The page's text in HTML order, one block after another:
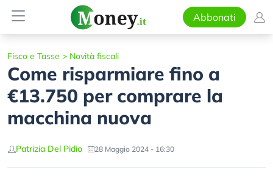
Abbonati
Fisco e Tasse > Novità fiscali
Come risparmiare fino a
€13.750 per comprare la
macchina nuova
Patrizia Del Pidio 28 Maggio 2024 - 16:30